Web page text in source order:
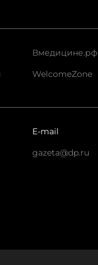
Вмедицине.рф
WelcomeZone
E-mail
gazeta@dp.ru